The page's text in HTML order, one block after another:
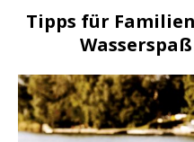
Tipps für